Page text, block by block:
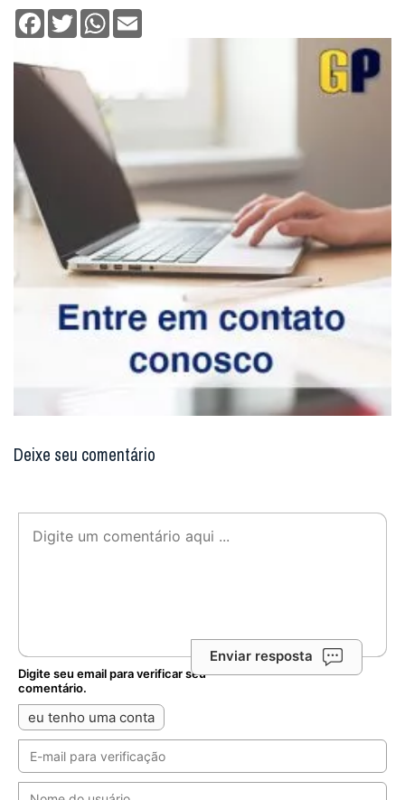
Facebook
TwitterWhatsApp
Deixe seu comentário
Enviar resposta
Digite seu email para verificar seu
comentário.
eu tenho uma conta